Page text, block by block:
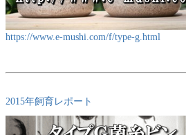
https://www.e-mushi.com/f/type-g.html
2015年飼育レポート